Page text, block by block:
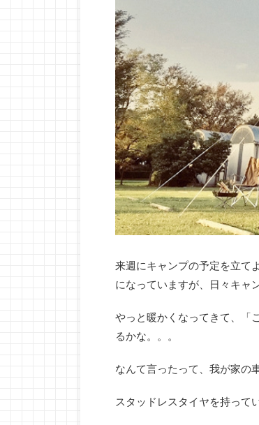
来週にキャンプの予定を立て
になっていますが、日々キャ
やっと暖かくなってきて、「
るかな。。。
なんて言ったって、我が家の
スタッドレスタイヤを持って